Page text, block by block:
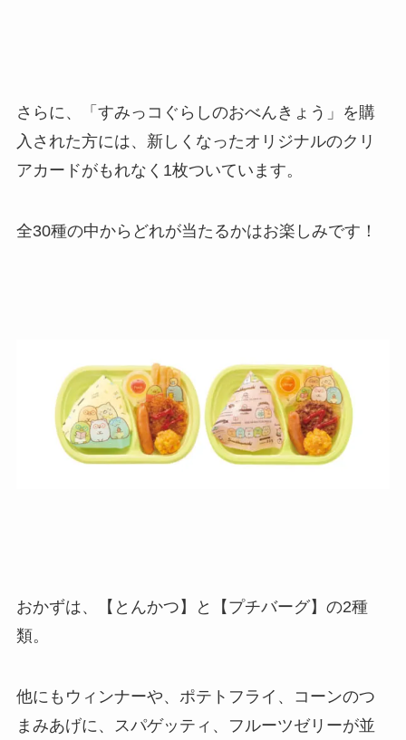
さらに、「すみっコぐらしのおべんきょう」を購
入された方には、新しくなったオリジナルのクリ
アカードがもれなく1枚ついています。
全30種の中からどれが当たるかはお楽しみです！
おかずは、【とんかつ】と【プチバーグ】の2種
類。
他にもウィンナーや、ポテトフライ、コーンのつ
まみあげに、スパゲッティ、フルーツゼリーが並